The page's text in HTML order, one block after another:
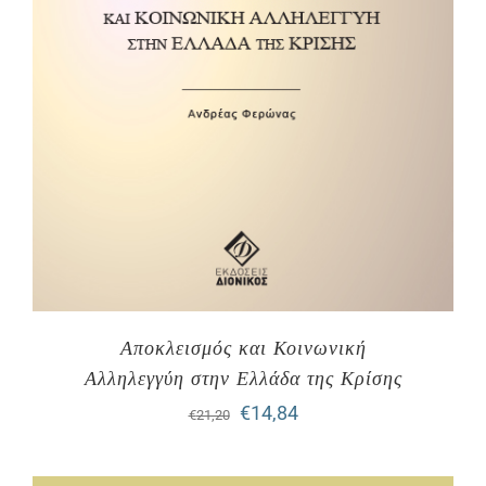
Αποκλεισμός και Κοινωνική
Αλληλεγγύη στην Ελλάδα της Κρίσης
€21,20
Original
€14,84Η